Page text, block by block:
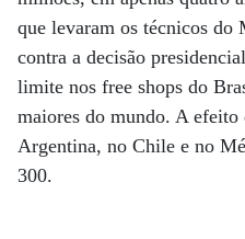
que levaram os técnicos do
contra a decisão
limite nos free shops do
maiores do mundo. A efeito
Argentina, no Chile e no
300.